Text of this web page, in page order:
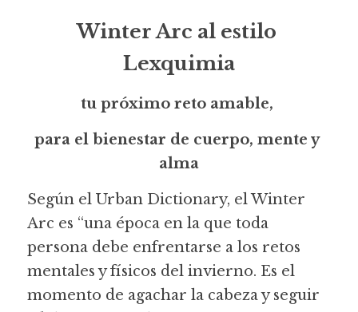
Winter Arc al estilo
Lexquimia
tu próximo reto amable,
para el bienestar de cuerpo, mente y
alma
Según el Urban Dictionary, el Winter
Arc es “una época en la que toda
persona debe enfrentarse a los retos
mentales y físicos del invierno. Es el
momento de agachar la cabeza y seguir